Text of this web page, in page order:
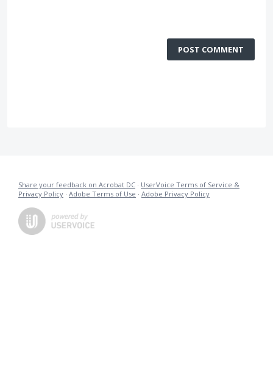
POST COMMENT
Share your feedback on Acrobat DC · UserVoice Terms of Service &
Privacy Policy · Adobe Terms of Use · Adobe Privacy Policy